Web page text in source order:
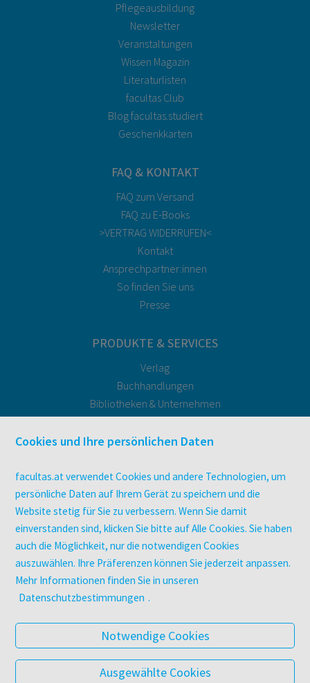
Pflegeausbildung
Newsletter
Veranstaltungen
Wissen Magazin
Literaturlisten
facultas Club
Blog facultas.studiert
Geschenkkarten
FAQ & KONTAKT
FAQ zum Versand
FAQ zu E-Books
>VERTRAG WIDERRUFEN<
Kontakt
Ansprechpartner:innen
So finden Sie uns
Presse
PRODUKTE & SERVICES
Verlag
Buchhandlungen
Bibliotheken & Unternehmen
Druckerei facultas druckt.
Zeitschriften
Digitale Angebote
UNTERNEHMEN
Über facultas
facultas Kooperationen
Arbeiten bei facultas
Datenschutz & Cookies
AGB
Barrierefreiheit
Cookies und Ihre persönlichen Daten
facultas.at verwendet Cookies und andere Technologien, um
persönliche Daten auf Ihrem Gerät zu speichern und die
Website stetig für Sie zu verbessern. Wenn Sie damit
einverstanden sind, klicken Sie bitte auf Alle Cookies. Sie haben
auch die Möglichkeit, nur die notwendigen Cookies
auszuwählen. Ihre Präferenzen können Sie jederzeit anpassen.
Mehr Informationen finden Sie in unseren
Datenschutzbestimmungen .
Notwendige Cookies
Ausgewählte Cookies